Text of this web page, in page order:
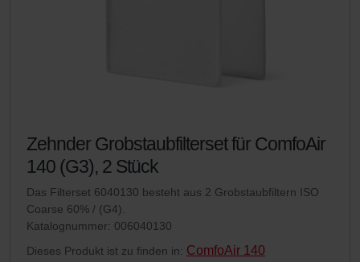
Zehnder Grobstaubfilterset für ComfoAir
140 (G3), 2 Stück
Das Filterset 6040130 besteht aus 2 Grobstaubfiltern ISO
Coarse 60% / (G4).
Katalognummer: 006040130
Dieses Produkt ist zu finden in: ComfoAir 140